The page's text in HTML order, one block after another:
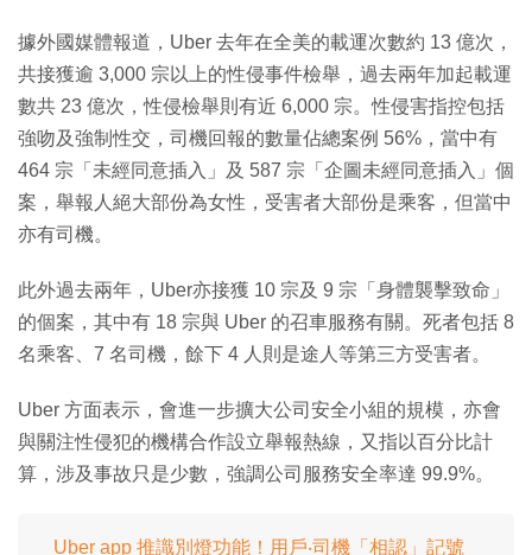
據外國媒體報道，Uber 去年在全美的載運次數約 13 億次，
共接獲逾 3,000 宗以上的性侵事件檢舉，過去兩年加起載運
數共 23 億次，性侵檢舉則有近 6,000 宗。性侵害指控包括
強吻及強制性交，司機回報的數量佔總案例 56%，當中有
464 宗「未經同意插入」及 587 宗「企圖未經同意插入」個
案，舉報人絕大部份為女性，受害者大部份是乘客，但當中
亦有司機。
此外過去兩年，Uber亦接獲 10 宗及 9 宗「身體襲擊致命」
的個案，其中有 18 宗與 Uber 的召車服務有關。死者包括 8
名乘客、7 名司機，餘下 4 人則是途人等第三方受害者。
Uber 方面表示，會進一步擴大公司安全小組的規模，亦會
與關注性侵犯的機構合作設立舉報熱線，又指以百分比計
算，涉及事故只是少數，強調公司服務安全率達 99.9%。
Uber app 推識別燈功能！用戶‧司機「相認」記號